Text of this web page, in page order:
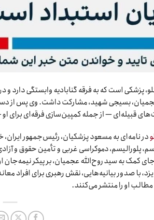
بسیجی شهید، مشارکت داشت. وی پس از
— از جمله کمپین‌سازی فرقه‌ای برای او — حکمش به ۱۵ سال
در نامه‌ای به مسعود پزشکیان، رئیس‌جمهور ایران،
پلورالیسم، دموکراسی غربی و تأمین حقوق و
کمک به سید روح‌الله عجمیان، بر پیکر نیمه‌جان او
با صدور بیانیه‌هایی، نقش رهبری برای افراد
او را منتشر می‌کنند.